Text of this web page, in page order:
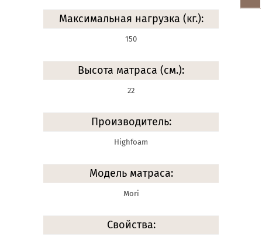
Максимальная нагрузка (кг.):
150
Высота матраса (см.):
22
Производитель:
Highfoam
Модель матраса:
Mori
Свойства: